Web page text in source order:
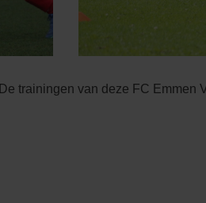
De trainingen van deze FC Emmen